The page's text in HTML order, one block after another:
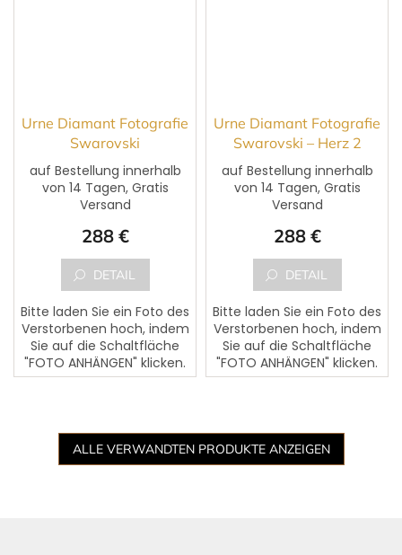
Urne Diamant Fotografie
Swarovski
durchschnittliche
Sternen.
auf Bestellung innerhalb
von 14 Tagen, Gratis
Versand
288 €
DETAIL
Bitte laden Sie ein Foto des
Verstorbenen hoch, indem
Sie auf die Schaltfläche
"FOTO ANHÄNGEN" klicken.
Dem Foto kann ein Text
Urne Diamant Fotografie
Swarovski – Herz 2
durchschnittliche
Sternen.
auf Bestellung innerhalb
von 14 Tagen, Gratis
Versand
288 €
DETAIL
Bitte laden Sie ein Foto des
Verstorbenen hoch, indem
Sie auf die Schaltfläche
"FOTO ANHÄNGEN" klicken.
Dem Foto kann ein Text
ALLE VERWANDTEN PRODUKTE ANZEIGEN